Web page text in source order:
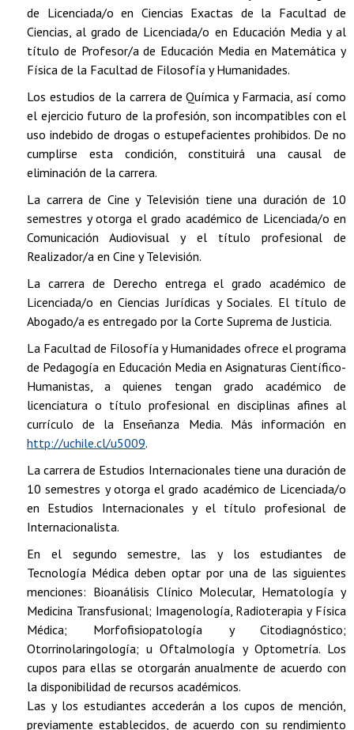
de Licenciada/o en Ciencias Exactas de la Facultad de
Ciencias, al grado de Licenciada/o en Educación Media y al
título de Profesor/a de Educación Media en Matemática y
Física de la Facultad de Filosofía y Humanidades.
Los estudios de la carrera de Química y Farmacia, así como
el ejercicio futuro de la profesión, son incompatibles con el
uso indebido de drogas o estupefacientes prohibidos. De no
cumplirse esta condición, constituirá una causal de
eliminación de la carrera.
La carrera de Cine y Televisión tiene una duración de 10
semestres y otorga el grado académico de Licenciada/o en
Comunicación Audiovisual y el título profesional de
Realizador/a en Cine y Televisión.
La carrera de Derecho entrega el grado académico de
Licenciada/o en Ciencias Jurídicas y Sociales. El título de
Abogado/a es entregado por la Corte Suprema de Justicia.
La Facultad de Filosofía y Humanidades ofrece el programa
de Pedagogía en Educación Media en Asignaturas Científico-
Humanistas, a quienes tengan grado académico de
licenciatura o título profesional en disciplinas afines al
currículo de la Enseñanza Media. Más información en
http://uchile.cl/u5009.
La carrera de Estudios Internacionales tiene una duración de
10 semestres y otorga el grado académico de Licenciada/o
en Estudios Internacionales y el título profesional de
Internacionalista.
En el segundo semestre, las y los estudiantes de
Tecnología Médica deben optar por una de las siguientes
menciones: Bioanálisis Clínico Molecular, Hematología y
Medicina Transfusional; Imagenología, Radioterapia y Física
Médica; Morfofisiopatología y Citodiagnóstico;
Otorrinolaringología; u Oftalmología y Optometría. Los
cupos para ellas se otorgarán anualmente de acuerdo con
la disponibilidad de recursos académicos.
Las y los estudiantes accederán a los cupos de mención,
previamente establecidos, de acuerdo con su rendimiento